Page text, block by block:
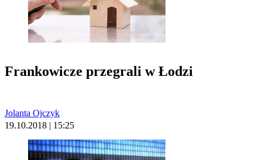
Frankowicze przegrali w Łodzi
Jolanta Ojczyk
19.10.2018 | 15:25